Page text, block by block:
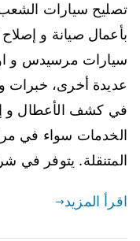
تصليح سيارات
بأعمال صيانة و
سيارات مرسيدس و
عديدة أخرى، خبرات
في كشف الأعطال و
الخدمات سواء في
المتنقلة. يتوفر في
اقرأ المزيد